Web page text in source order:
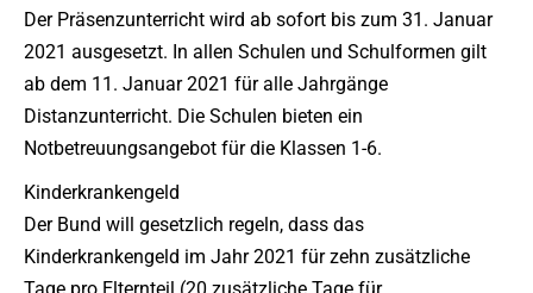
Der Präsenzunterricht wird ab sofort bis zum 31. Januar
2021 ausgesetzt. In allen Schulen und Schulformen gilt
ab dem 11. Januar 2021 für alle Jahrgänge
Distanzunterricht. Die Schulen bieten ein
Notbetreuungsangebot für die Klassen 1-6.
Kinderkrankengeld
Der Bund will gesetzlich regeln, dass das
Kinderkrankengeld im Jahr 2021 für zehn zusätzliche